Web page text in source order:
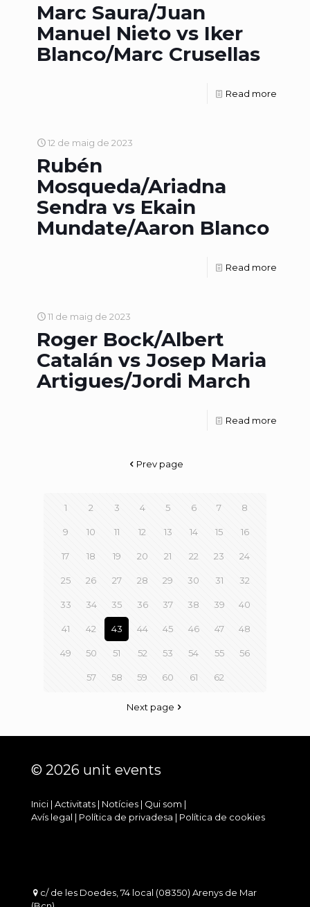
Marc Saura/Juan
Manuel Nieto vs Iker
Blanco/Marc Crusellas
Read more
12 de maig de 2023
Rubén
Mosqueda/Ariadna
Sendra vs Ekain
Mundate/Aaron Blanco
Read more
11 de maig de 2023
Roger Bock/Albert
Catalán vs Josep Maria
Artigues/Jordi March
Read more
Prev page
1 2 3 4 5 6 7 8
9 10 11 12 13 14 15 16
17 18 19 20 21 22 23 24
25 26 27 28 29 30 31 32
33 34 35 36 37 38 39 40
41 42 43 44 45 46 47 48
49 50 51 52 53 54 55 56
57 58 59 60 61 62
Next page
© 2026 unit events
Inici | Activitats | Notícies | Qui som |
Avís legal | Política de privadesa | Política de cookies
c/ de les Doedes, 74 local (08350) Arenys de Mar